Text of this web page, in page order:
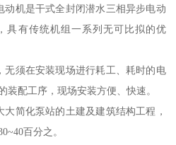
动机是干式全封闭潜水三相异步电动
具有传统机组一系列无可比拟的优
无须在安装现场进行耗工、耗时的电
装配工序，现场安装方便、快速。
简化泵站的土建及建筑结构工程，
百分之。